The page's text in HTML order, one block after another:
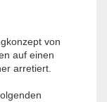
von
auf einen
arretiert.